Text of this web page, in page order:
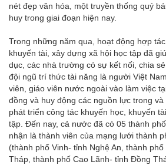
nét đẹp văn hóa, một truyền thống quý
huy trong giai đoạn hiện nay.
Trong những năm qua, hoạt động hợp
khuyến tài, xây dựng xã hội học tập đã
dục, các nhà trường có sự kết nối, chia
đội ngũ trí thức tài năng là người Việt
viên, giáo viên nước ngoài vào làm việc
đồng và huy động các nguồn lực trong
phát triển công tác khuyến học, khuyến
tập. Đến nay, cả nước đã có 05 thành
nhận là thành viên của mạng lưới thành
(thành phố Vinh- tỉnh Nghệ An, thành
Tháp, thành phố Cao Lãnh- tỉnh Đồng